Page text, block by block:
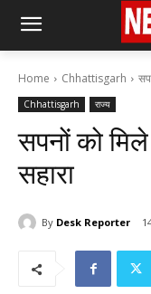
Home Chhattisgarh
Chhattisgarh राज्य
सपनों को
सहारा
By Desk Reporter